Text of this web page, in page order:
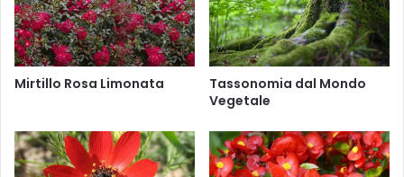
p
u
s
u
o
p
a
Mirtillo Rosa Limonata
Tassonomia dal Mondo
Vegetale